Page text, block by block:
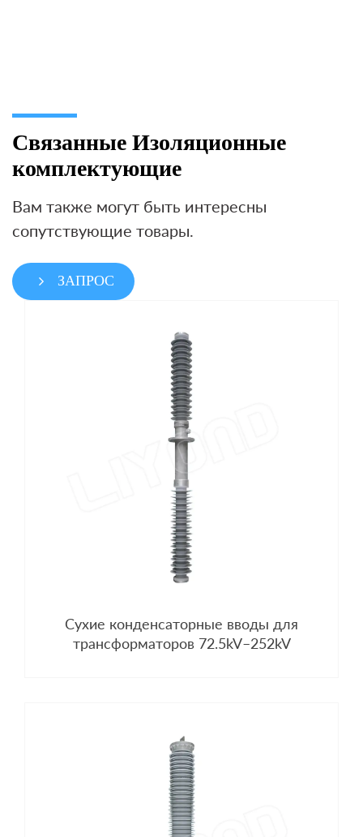
Связанные Изоляционные
комплектующие
Вам также могут быть интересны
сопутствующие товары.
ЗАПРОС
Сухие конденсаторные вводы для
трансформаторов 72.5kV–252kV